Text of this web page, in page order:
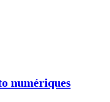
numériques